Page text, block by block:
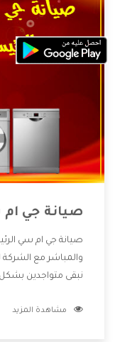
صيانة جي
صيانة جي ام سي
والمباشر مع
نبقى متواجدين
الشركة بها والتى
مشاهدة المزيد